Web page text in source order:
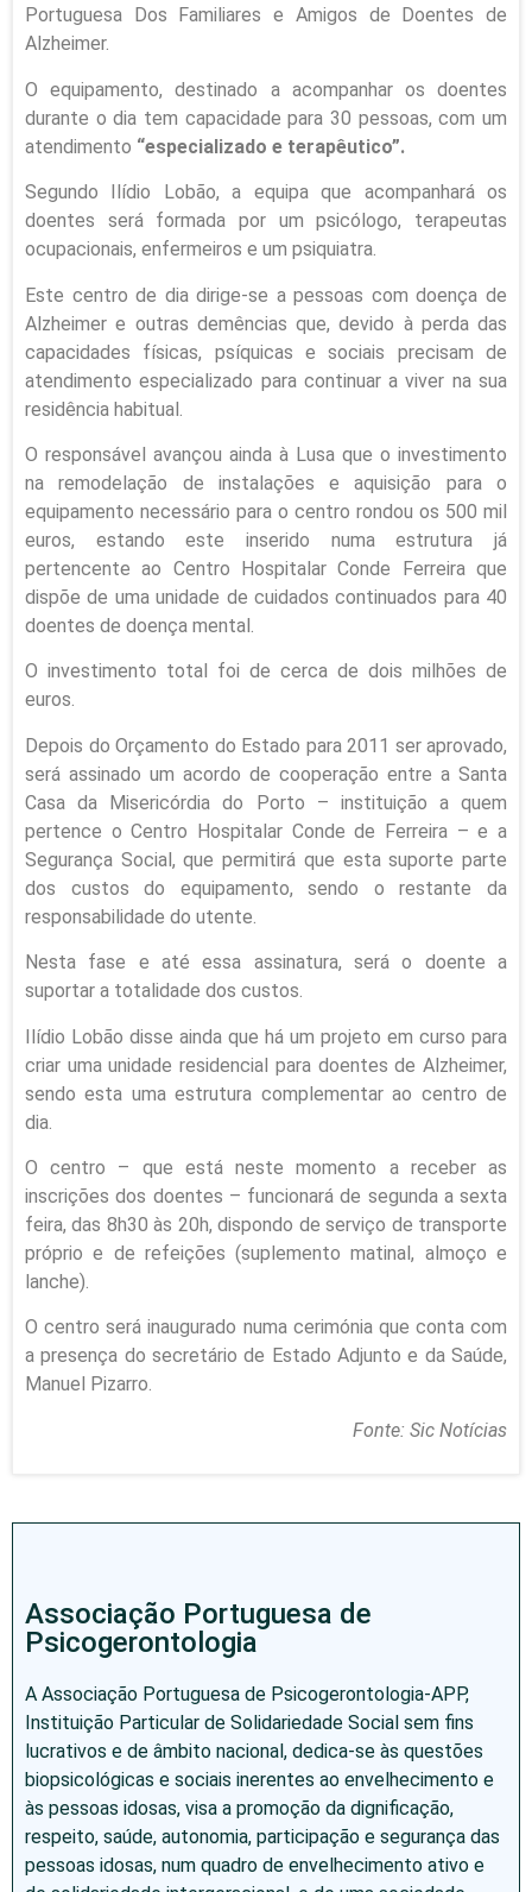
Portuguesa Dos Familiares e Amigos de Doentes de
Alzheimer.
O equipamento, destinado a acompanhar os doentes
durante o dia tem capacidade para 30 pessoas, com um
atendimento “especializado e terapêutico”.
Segundo Ilídio Lobão, a equipa que acompanhará os
doentes será formada por um psicólogo, terapeutas
ocupacionais, enfermeiros e um psiquiatra.
Este centro de dia dirige-se a pessoas com doença de
Alzheimer e outras demências que, devido à perda das
capacidades físicas, psíquicas e sociais precisam de
atendimento especializado para continuar a viver na sua
residência habitual.
O responsável avançou ainda à Lusa que o investimento
na remodelação de instalações e aquisição para o
equipamento necessário para o centro rondou os 500 mil
euros, estando este inserido numa estrutura já
pertencente ao Centro Hospitalar Conde Ferreira que
dispõe de uma unidade de cuidados continuados para 40
doentes de doença mental.
O investimento total foi de cerca de dois milhões de
euros.
Depois do Orçamento do Estado para 2011 ser aprovado,
será assinado um acordo de cooperação entre a Santa
Casa da Misericórdia do Porto – instituição a quem
pertence o Centro Hospitalar Conde de Ferreira – e a
Segurança Social, que permitirá que esta suporte parte
dos custos do equipamento, sendo o restante da
responsabilidade do utente.
Nesta fase e até essa assinatura, será o doente a
suportar a totalidade dos custos.
Ilídio Lobão disse ainda que há um projeto em curso para
criar uma unidade residencial para doentes de Alzheimer,
sendo esta uma estrutura complementar ao centro de
dia.
O centro – que está neste momento a receber as
inscrições dos doentes – funcionará de segunda a sexta
feira, das 8h30 às 20h, dispondo de serviço de transporte
próprio e de refeições (suplemento matinal, almoço e
lanche).
O centro será inaugurado numa cerimónia que conta com
a presença do secretário de Estado Adjunto e da Saúde,
Manuel Pizarro.
Fonte: Sic Notícias
Associação Portuguesa de
Psicogerontologia
A Associação Portuguesa de Psicogerontologia-APP,
Instituição Particular de Solidariedade Social sem fins
lucrativos e de âmbito nacional, dedica-se às questões
biopsicológicas e sociais inerentes ao envelhecimento e
às pessoas idosas, visa a promoção da dignificação,
respeito, saúde, autonomia, participação e segurança das
pessoas idosas, num quadro de envelhecimento ativo e